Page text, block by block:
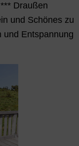
Draußen
und Schönes zu
und Entspannung